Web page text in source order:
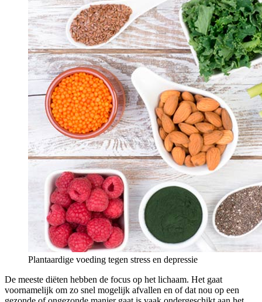
Plantaardige voeding tegen stress en depressie
De meeste diëten hebben de focus op het lichaam. Het gaat
voornamelijk om zo snel mogelijk afvallen en of dat nou op een